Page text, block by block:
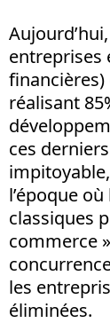
entreprises
financières)
réalisant
ces
l’époque
classiques
commerce
les
éliminées.